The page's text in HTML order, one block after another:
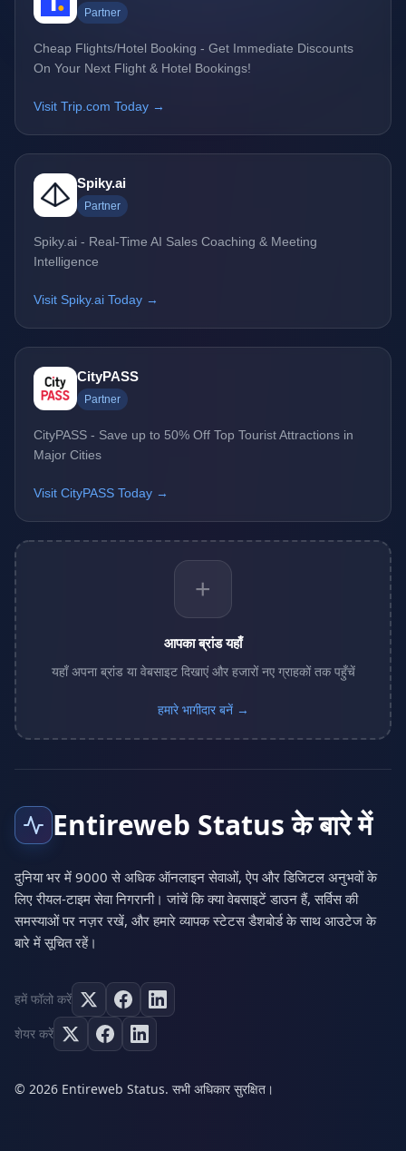
Partner
Cheap Flights/Hotel Booking - Get Immediate Discounts
On Your Next Flight & Hotel Bookings!
Visit Trip.com Today →
Spiky.ai
Partner
Spiky.ai - Real-Time AI Sales Coaching & Meeting
Intelligence
Visit Spiky.ai Today →
CityPASS
Partner
CityPASS - Save up to 50% Off Top Tourist Attractions in
Major Cities
Visit CityPASS Today →
+
आपका ब्रांड यहाँ
यहाँ अपना ब्रांड या वेबसाइट दिखाएं और हजारों नए ग्राहकों तक पहुँचें
हमारे भागीदार बनें →
Entireweb Status के बारे में
दुनिया भर में 9000 से अधिक ऑनलाइन सेवाओं, ऐप और डिजिटल अनुभवों के
लिए रीयल-टाइम सेवा निगरानी। जांचें कि क्या वेबसाइटें डाउन हैं, सर्विस की
समस्याओं पर नज़र रखें, और हमारे व्यापक स्टेटस डैशबोर्ड के साथ आउटेज के
बारे में सूचित रहें।
हमें फॉलो करें
शेयर करें
© 2026 Entireweb Status. सभी अधिकार सुरक्षित।